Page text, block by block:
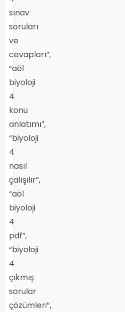
sınav
soruları
ve
cevapları”,
“aöl
biyoloji
4
konu
anlatımı”,
“biyoloji
4
nasıl
çalışılır”,
“aöl
biyoloji
4
pdf”,
“biyoloji
4
çıkmış
sorular
çözümleri”,